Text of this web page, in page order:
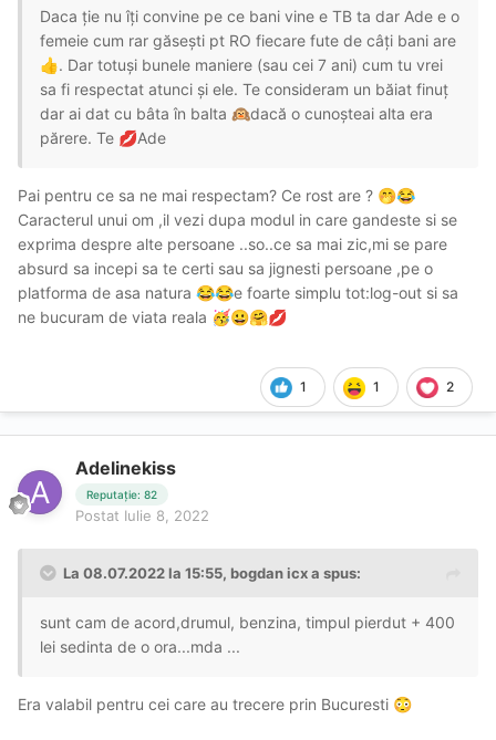
Daca ție nu îți convine pe ce bani vine e TB ta dar Ade e o
femeie cum rar găsești pt RO fiecare fute de câți bani are
👍. Dar totuși bunele maniere (sau cei 7 ani) cum tu vrei
sa fi respectat atunci și ele. Te consideram un băiat finuț
dar ai dat cu bâta în balta 🙉dacă o cunoșteai alta era
părere. Te 💋Ade
Pai pentru ce sa ne mai respectam? Ce rost are ? 🤭😂
Caracterul unui om ,il vezi dupa modul in care gandeste si se
exprima despre alte persoane ..so..ce sa mai zic,mi se pare
absurd sa incepi sa te certi sau sa jignesti persoane ,pe o
platforma de asa natura 😂😂e foarte simplu tot:log-out si sa
ne bucuram de viata reala 🥳😀🤗💋
1 1 2
Adelinekiss
Reputație: 82
Postat Iulie 8, 2022
La 08.07.2022 la 15:55, bogdan icxa spus:
sunt cam de acord,drumul, benzina, timpul pierdut + 400
lei sedinta de o ora...mda ...
Era valabil pentru cei care au trecere prin Bucuresti 😳